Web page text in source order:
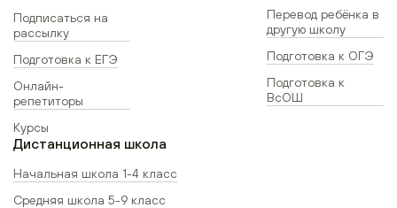
Подписаться на
рассылку
Подготовка к ЕГЭ
Онлайн-
репетиторы
Курсы
Перевод ребёнка в
другую школу
Подготовка к ОГЭ
Подготовка к
ВсОШ
Дистанционная школа
Начальная школа 1-4 класс
Средняя школа 5-9 класс